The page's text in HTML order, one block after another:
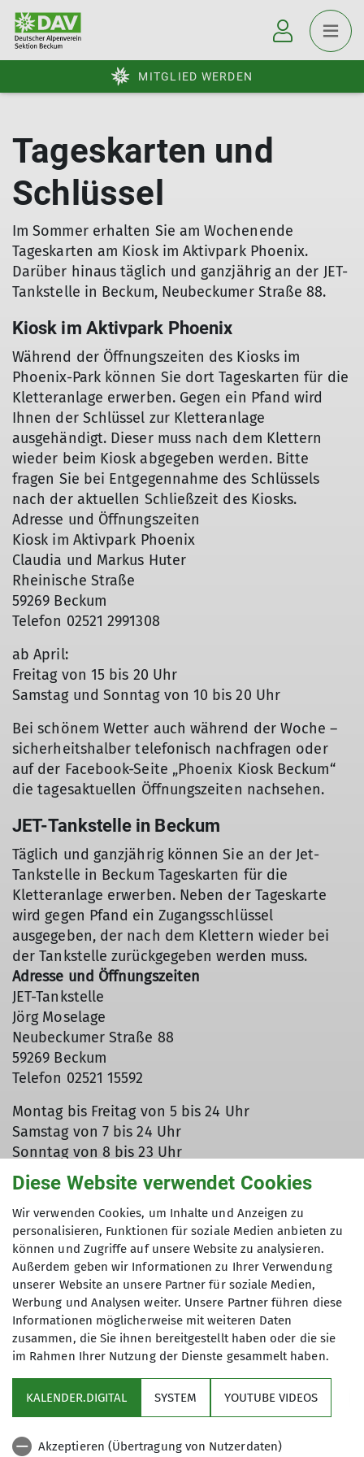
MITGLIED WERDEN
Tageskarten und
Schlüssel
Im Sommer erhalten Sie am Wochenende
Tageskarten am Kiosk im Aktivpark Phoenix.
Darüber hinaus täglich und ganzjährig an der JET-
Tankstelle in Beckum, Neubeckumer Straße 88.
Kiosk im Aktivpark Phoenix
Während der Öffnungszeiten des Kiosks im
Phoenix-Park können Sie dort Tageskarten für die
Kletteranlage erwerben. Gegen ein Pfand wird
Ihnen der Schlüssel zur Kletteranlage
ausgehändigt. Dieser muss nach dem Klettern
wieder beim Kiosk abgegeben werden. Bitte
fragen Sie bei Entgegennahme des Schlüssels
nach der aktuellen Schließzeit des Kiosks.
Adresse und Öffnungszeiten
Kiosk im Aktivpark Phoenix
Claudia und Markus Huter
Rheinische Straße
59269 Beckum
Telefon 02521 2991308
ab April:
Freitag von 15 bis 20 Uhr
Samstag und Sonntag von 10 bis 20 Uhr
Bei schönem Wetter auch während der Woche –
sicherheitshalber telefonisch nachfragen oder
auf der Facebook-Seite „Phoenix Kiosk Beckum“
die tagesaktuellen Öffnungszeiten nachsehen.
JET-Tankstelle in Beckum
Täglich und ganzjährig können Sie an der Jet-
Tankstelle in Beckum Tageskarten für die
Kletteranlage erwerben. Neben der Tageskarte
wird gegen Pfand ein Zugangsschlüssel
ausgegeben, der nach dem Klettern wieder bei
der Tankstelle zurückgegeben werden muss.
Adresse und Öffnungszeiten
JET-Tankstelle
Jörg Moselage
Neubeckumer Straße 88
59269 Beckum
Telefon 02521 15592
Montag bis Freitag von 5 bis 24 Uhr
Samstag von 7 bis 24 Uhr
Sonntag von 8 bis 23 Uhr
Anfahrtsbeschreibung
Ausgehend von der Autobahnanschlussstelle
Beckum biegen Sie rechts ab (Geißlerstraße, dann
Neubeckumer Straße) in Richtung Beckum. Die
JET-Tankstelle liegt in einer leichten Rechtskurve
auf der linken Seite und ist gut sichtbar.
Aus den anderen Richtungen der Beschilderung
zur Autobahnauffahrt Beckum folgen und gut 300
m nach McDonald’s liegt in der leichten
Linkskurve gut sichtbar die JET-Tankstelle.
Diese Website verwendet Cookies
Wir verwenden Cookies, um Inhalte und Anzeigen zu
personalisieren, Funktionen für soziale Medien anbieten zu
können und Zugriffe auf unsere Website zu analysieren.
Außerdem geben wir Informationen zu Ihrer Verwendung
unserer Website an unsere Partner für soziale Medien,
Werbung und Analysen weiter. Unsere Partner führen diese
Informationen möglicherweise mit weiteren Daten
zusammen, die Sie ihnen bereitgestellt haben oder die sie
im Rahmen Ihrer Nutzung der Dienste gesammelt haben.
KALENDER.DIGITAL SYSTEM YOUTUBE VIDEOS
Akzeptieren (Übertragung von Nutzerdaten)